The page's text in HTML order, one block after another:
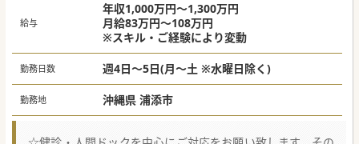
給与
年収1,000万円～1,300万円
月給83万円～108万円
※スキル・ご経験により変動
勤務日数 週4日～5日(月～土 ※水曜日除く)
勤務地 沖縄県 浦添市